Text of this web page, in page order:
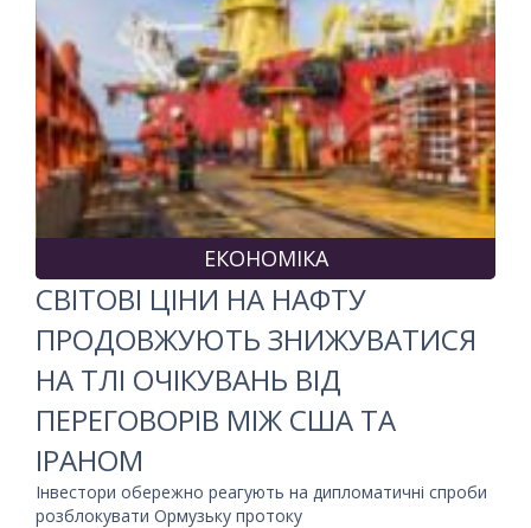
ЕКОНОМІКА
СВІТОВІ ЦІНИ НА НАФТУ
ПРОДОВЖУЮТЬ ЗНИЖУВАТИСЯ
НА ТЛІ ОЧІКУВАНЬ ВІД
ПЕРЕГОВОРІВ МІЖ США ТА
ІРАНОМ
Інвестори обережно реагують на дипломатичні спроби
розблокувати Ормузьку протоку